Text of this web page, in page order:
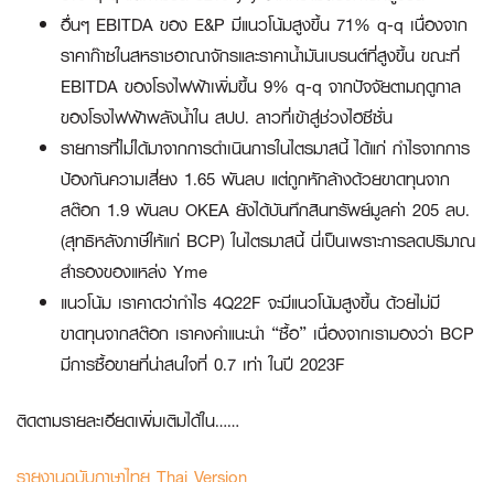
อื่นๆ EBITDA ของ E&P มีแนวโน้มสูงขึ้น 71% q-q เนื่องจาก
ราคาก๊าซในสหราชอาณาจักรและราคาน้ำมันเบรนต์ที่สูงขึ้น ขณะที่
EBITDA ของโรงไฟฟ้าเพิ่มขึ้น 9% q-q จากปัจจัยตามฤดูกาล
ของโรงไฟฟ้าพลังน้ำใน สปป. ลาวที่เข้าสู่ช่วงไฮซีซั่น
รายการที่ไม่ได้มาจากการดำเนินการในไตรมาสนี้ ได้แก่ กำไรจากการ
ป้องกันความเสี่ยง 1.65 พันลบ แต่ถูกหักล้างด้วยขาดทุนจาก
สต๊อก 1.9 พันลบ OKEA ยังได้บันทึกสินทรัพย์มูลค่า 205 ลบ.
(สุทธิหลังภาษีให้แก่ BCP) ในไตรมาสนี้ นี่เป็นเพราะการลดปริมาณ
สำรองของแหล่ง Yme
แนวโน้ม เราคาดว่ากำไร 4Q22F จะมีแนวโน้มสูงขึ้น ด้วยไม่มี
ขาดทุนจากสต๊อก เราคงคำแนะนำ “ซื้อ” เนื่องจากเรามองว่า BCP
มีการซื้อขายที่น่าสนใจที่ 0.7 เท่า ในปี 2023F
ติดตามรายละเอียดเพิ่มเติมได้ใน……